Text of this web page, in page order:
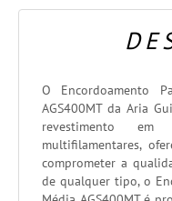
O Encordoamento
AGS400MT da Aria
revestimento em
multifilamentares,
comprometer a
de qualquer tipo, o